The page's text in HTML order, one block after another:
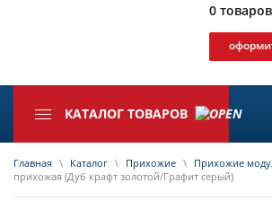
0
КАТАЛОГ ТОВАРОВ
Главная \ Каталог \ Прихожие \ Прихожие
прихожая (Дуб крафт золотой/Графит серый)